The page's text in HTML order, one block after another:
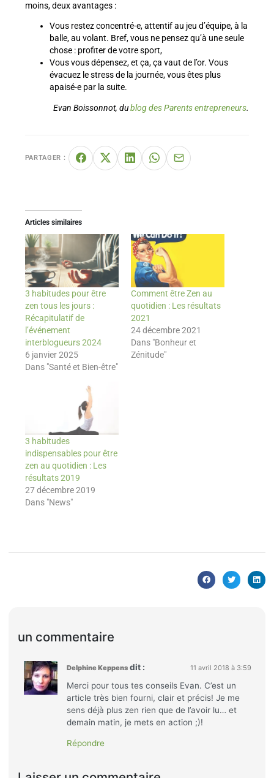
moins, deux avantages :
Vous restez concentré-e, attentif au jeu d’équipe, à la
balle, au volant. Bref, vous ne pensez qu’à une seule
chose : profiter de votre sport,
Vous vous dépensez, et ça, ça vaut de l’or. Vous
évacuez le stress de la journée, vous êtes plus
apaisé-e par la suite.
Evan Boissonnot, dublog des Parents entrepreneurs.
PARTAGER :
Articles similaires
3 habitudes pour être
zen tous les jours :
Récapitulatif de
l’événement
interblogueurs 2024
6 janvier 2025
Dans "Santé et Bien-être"
Comment être Zen au
quotidien : Les résultats
2021
24 décembre 2021
Dans "Bonheur et
Zénitude"
3 habitudes
indispensables pour être
zen au quotidien : Les
résultats 2019
27 décembre 2019
Dans "News"
un commentaire
Delphine Keppens dit : 11 avril 2018 à 3:59
Merci pour tous tes conseils Evan. C’est un
article très bien fourni, clair et précis! Je me
sens déjà plus zen rien que de l’avoir lu… et
demain matin, je mets en action ;)!
Répondre